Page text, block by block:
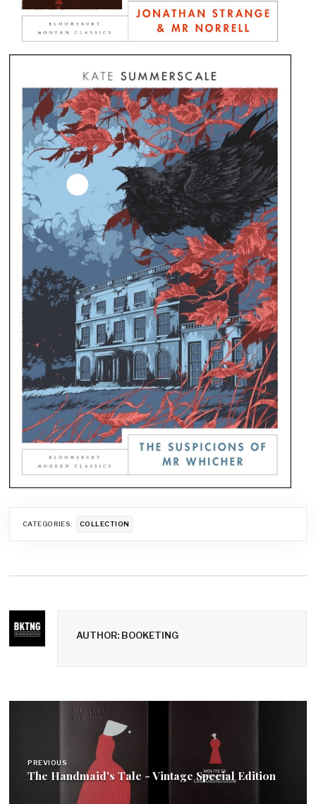
CATEGORIES: COLLECTION
AUTHOR: BOOKETING
Navigation
l’article
PREVIOUS
The Handmaid's Tale - Vintage Special Edition